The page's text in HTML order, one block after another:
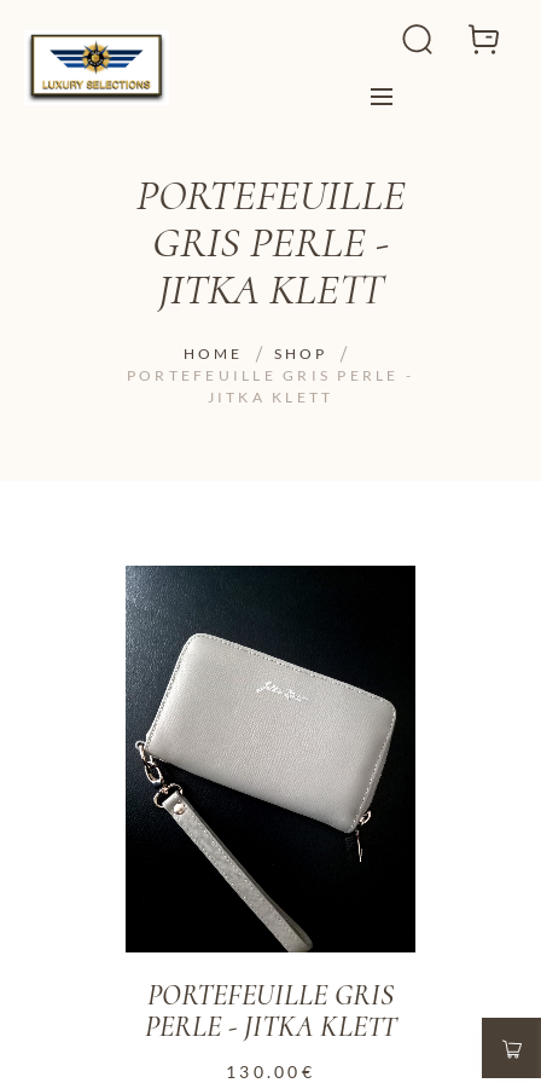
PORTEFEUILLE
GRIS PERLE -
JITKA KLETT
HOME
SHOP
PORTEFEUILLE GRIS PERLE -
JITKA KLETT
PORTEFEUILLE GRIS
PERLE - JITKA KLETT
130.00 €